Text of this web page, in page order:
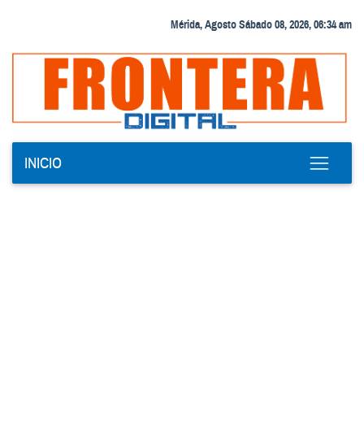
Mérida, Agosto Sábado 08, 2026, 06:34 am
INICIO